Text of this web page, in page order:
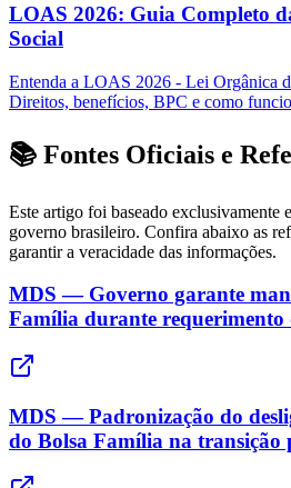
LOAS 2026: Guia Completo
Social
Entenda a LOAS 2026 - Lei Orgânica
Direitos, benefícios, BPC e como
📚 Fontes Oficiais e
Este artigo foi baseado exclusivamente
governo brasileiro. Confira abaixo as
garantir a veracidade das informações.
MDS — Governo garante
Família durante requerimento
MDS — Padronização do
do Bolsa Família na transição